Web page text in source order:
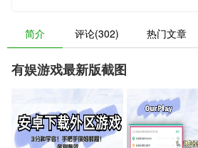
简介 评论(302) 热门文章
有娱游戏最新版截图